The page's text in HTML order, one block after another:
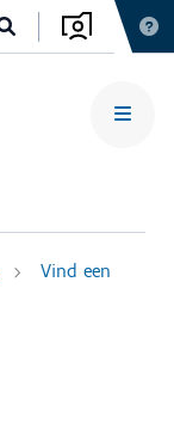
Vind een